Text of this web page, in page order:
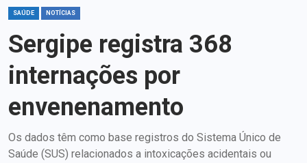
SAÚDE NOTÍCIAS
Sergipe registra 368
internações por
envenenamento
Os dados têm como base registros do Sistema Único de
Saúde (SUS) relacionados a intoxicações acidentais ou